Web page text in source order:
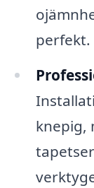
perfekt.
knepig,